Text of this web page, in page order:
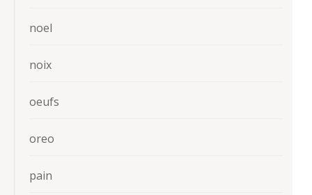
noel
noix
oeufs
oreo
pain